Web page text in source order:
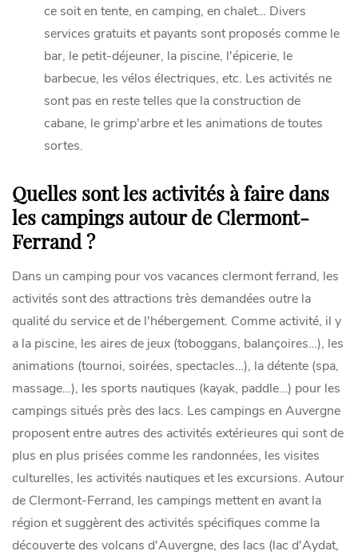
ce soit en tente, en camping, en chalet… Divers
services gratuits et payants sont proposés comme le
bar, le petit-déjeuner, la piscine, l'épicerie, le
barbecue, les vélos électriques, etc. Les activités ne
sont pas en reste telles que la construction de
cabane, le grimp'arbre et les animations de toutes
sortes.
Quelles sont les activités à faire dans
les campings autour de Clermont-
Ferrand ?
Dans un camping pour vos vacances clermont ferrand, les
activités sont des attractions très demandées outre la
qualité du service et de l'hébergement. Comme activité, il y
a la piscine, les aires de jeux (toboggans, balançoires…), les
animations (tournoi, soirées, spectacles…), la détente (spa,
massage…), les sports nautiques (kayak, paddle…) pour les
campings situés près des lacs. Les campings en Auvergne
proposent entre autres des activités extérieures qui sont de
plus en plus prisées comme les randonnées, les visites
culturelles, les activités nautiques et les excursions. Autour
de Clermont-Ferrand, les campings mettent en avant la
région et suggèrent des activités spécifiques comme la
découverte des volcans d'Auvergne, des lacs (lac d'Aydat,